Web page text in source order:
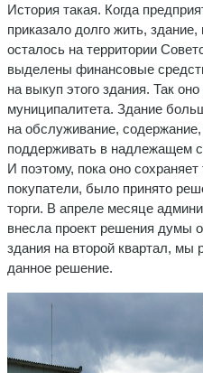
История такая. Когда
приказало долго жить,
осталось на территории
выделены финансовые
на выкуп этого здания. Так
муниципалитета. Здание
на обслуживание,
поддерживать в надлежащем
И поэтому, пока оно
покупатели, было принято
торги. В апреле месяце
внесла проект решения думы
здания на второй квартал, мы
данное решение.